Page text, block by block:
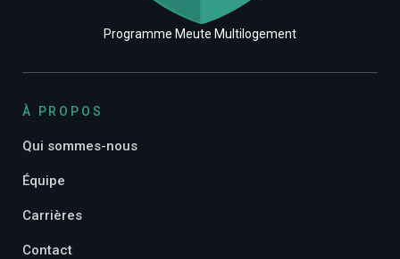
Programme Meute Multilogement
À PROPOS
Qui sommes-nous
Équipe
Carrières
Contact